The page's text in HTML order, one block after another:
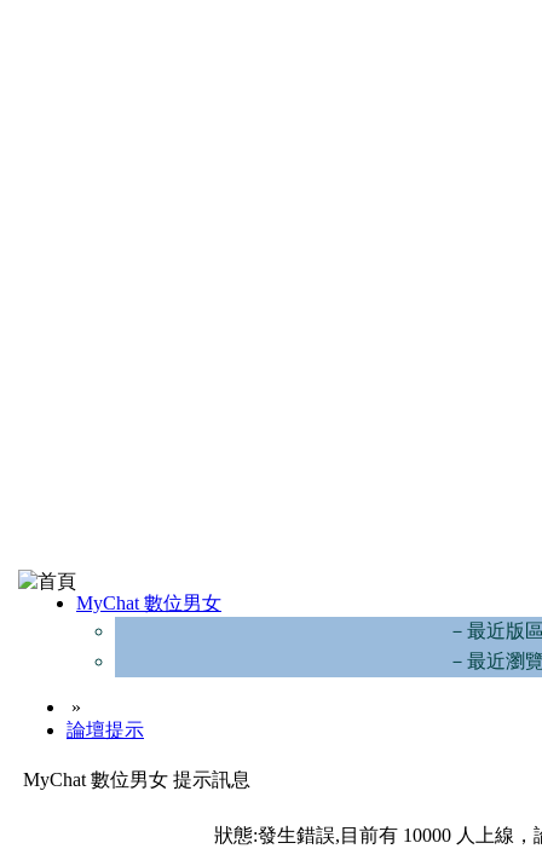
MyChat 數位男女
－最近版
－最近瀏
»
論壇提示
MyChat 數位男女 提示訊息
狀態:發生錯誤,目前有 10000 人上線